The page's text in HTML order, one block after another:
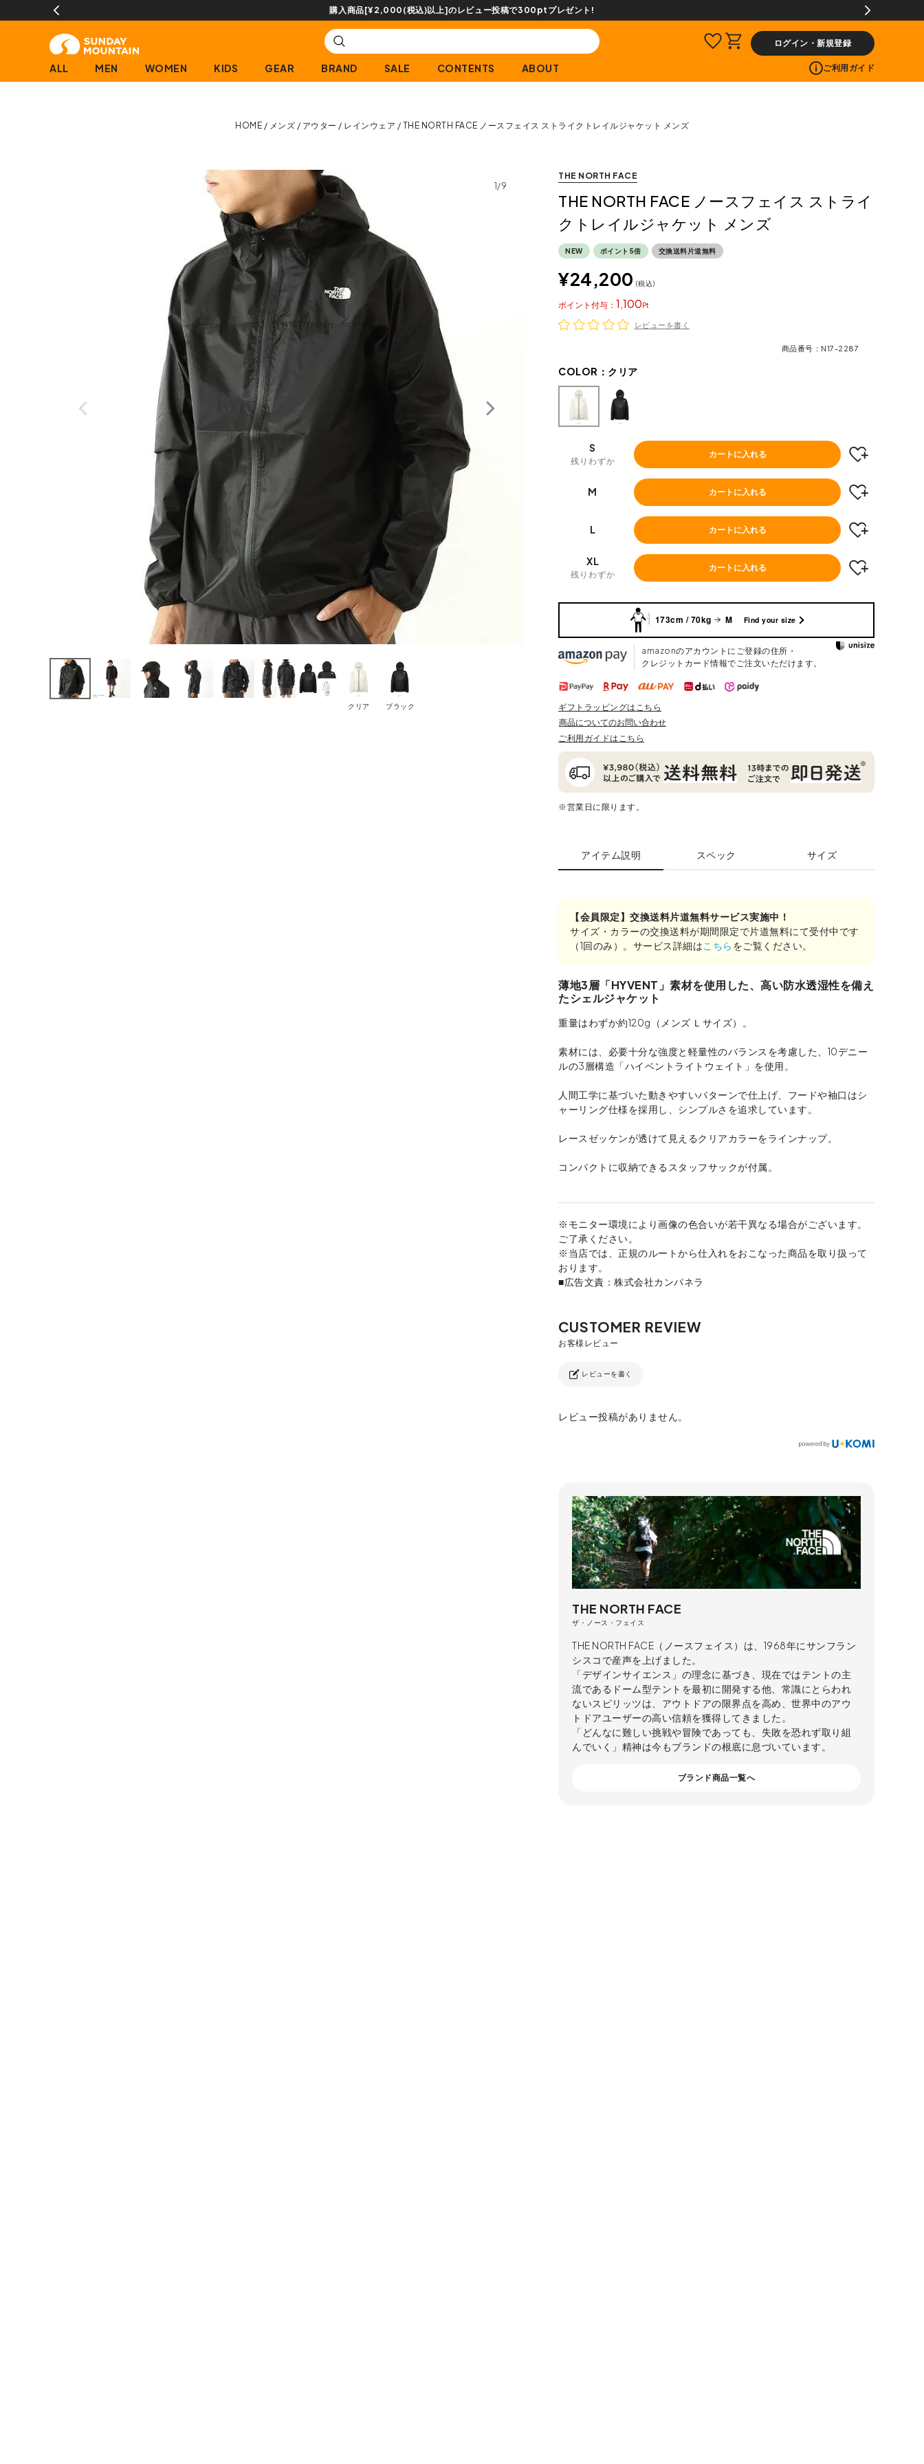
購入商品[¥2,000(税込)以上]のレビュー投稿で300ptプレゼント!
ログイン・新規登録
ALL MEN WOMEN KIDS GEAR BRAND SALE CONTENTS ABOUT ご利用ガイド
HOME メンズ アウター レインウェア THE NORTH FACE ノースフェイス ストライクトレイルジャケット メンズ
1/9
クリア ブラック
THE NORTH FACE
THE NORTH FACE ノースフェイス ストライ
クトレイルジャケット メンズ
NEW ポイント5倍 交換送料片道無料
¥24,200 税込
1,100
ポイント
レビューを書く
商品番号 N17-2287
COLOR： クリア
S
残りわずか
カートに入れる
M カートに入れる
L カートに入れる
XL
残りわずか
カートに入れる
173cm / 70kg M Find your size
amazonのアカウントにご登録の住所・
クレジットカード情報でご注文いただけます。
ギフトラッピングはこちら
商品についてのお問い合わせ
ご利用ガイドはこちら
※営業日に限ります。
アイテム説明 スペック サイズ
【会員限定】交換送料片道無料サービス実施中！
サイズ・カラーの交換送料が期間限定で片道無料にて受付中です
（1回のみ）。サービス詳細は こちら をご覧ください。
薄地3層「HYVENT」素材を使用した、高い防水透湿性を備え
たシェルジャケット
重量はわずか約120g（メンズ Ｌサイズ）。
素材には、必要十分な強度と軽量性のバランスを考慮した、10デニー
ルの3層構造「ハイベントライトウェイト」を使用。
人間工学に基づいた動きやすいパターンで仕上げ、フードや袖口はシ
ャーリング仕様を採用し、シンプルさを追求しています。
レースゼッケンが透けて見えるクリアカラーをラインナップ。
コンパクトに収納できるスタッフサックが付属。
※モニター環境により画像の色合いが若干異なる場合がございます。
ご了承ください。
※当店では、正規のルートから仕入れをおこなった商品を取り扱って
おります。
■広告文責：株式会社カンパネラ
レビューを書く
レビュー投稿がありません。
THE NORTH FACE
ザ・ノース・フェイス
THE NORTH FACE（ノースフェイス）は、1968年にサンフラン
シスコで産声を上げました。
「デザインサイエンス」の理念に基づき、現在ではテントの主
流であるドーム型テントを最初に開発する他、常識にとらわれ
ないスピリッツは、アウトドアの限界点を高め、世界中のアウ
トドアユーザーの高い信頼を獲得してきました。
「どんなに難しい挑戦や冒険であっても、失敗を恐れず取り組
んでいく」精神は今もブランドの根底に息づいています。
ブランド商品一覧へ